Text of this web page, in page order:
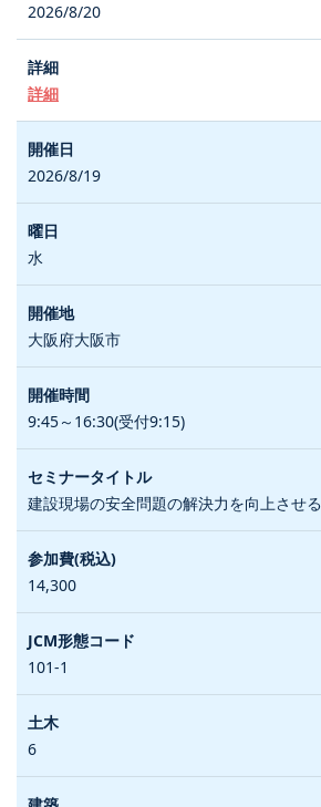
2026/8/20
詳細
2026/8/19
水
大阪府大阪市
9:45～16:30(受付9:15)
建設現場の安全問題の解決力を向上させる
14,300
101-1
6